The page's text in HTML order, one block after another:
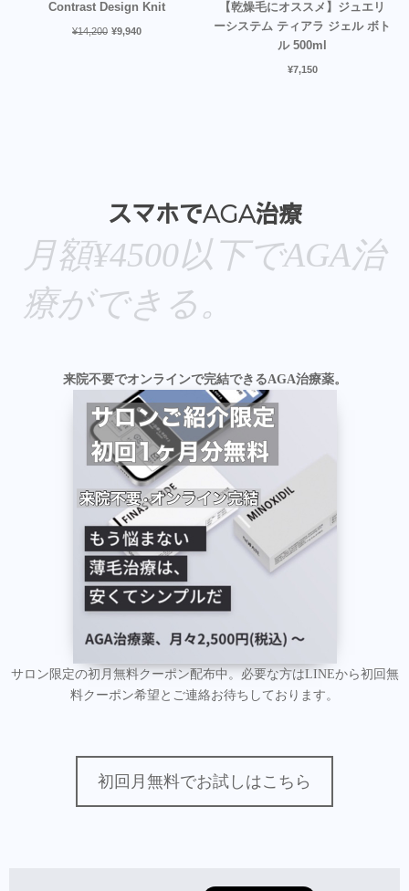
Contrast Design Knit
¥14,200 ¥9,940
【乾燥毛にオススメ】ジュエリ
ーシステム ティアラ ジェル ボト
ル 500ml
¥7,150
スマホでAGA治療
月額¥4500以下でAGA治
療ができる。
来院不要でオンラインで完結できるAGA治療薬。
サロン限定の初月無料クーポン配布中。必要な方はLINEから初回無
料クーポン希望とご連絡お待ちしております。
初回月無料でお試しはこちら